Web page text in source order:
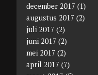
december 2017 (1)
augustus 2017 (2)
juli 2017 (2)
juni 2017 (2)
mei 2017 (2)
april 2017 (7)